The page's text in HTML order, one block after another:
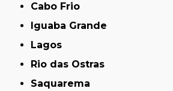
Cabo Frio
Iguaba Grande
Lagos
Rio das Ostras
Saquarema